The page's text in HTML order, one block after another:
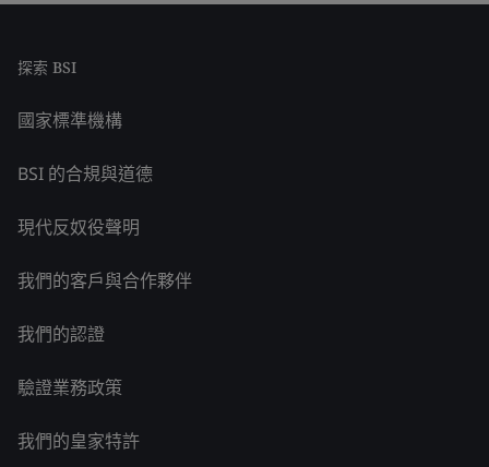
探索 BSI
國家標準機構
BSI 的合規與道德
現代反奴役聲明
我們的客戶與合作夥伴
我們的認證
驗證業務政策
我們的皇家特許